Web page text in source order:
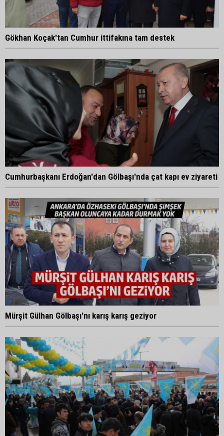
Gökhan Koçak'tan Cumhur ittifakına tam destek
Cumhurbaşkanı Erdoğan'dan Gölbaşı'nda çat kapı ev ziyareti
Mürşit Gülhan Gölbaşı'nı karış karış geziyor